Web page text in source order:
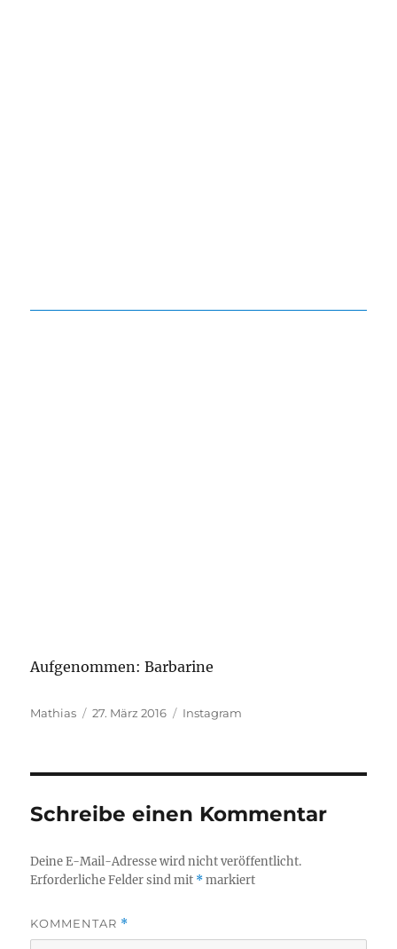
Aufgenommen: Barbarine
Autor
Mathias
Veröffentlicht
27. März 2016 Kategorien
Instagram
Schreibe einen Kommentar
Deine E-Mail-Adresse wird nicht veröffentlicht.
Erforderliche Felder sind mit *markiert
KOMMENTAR *